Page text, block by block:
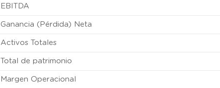
EBITDA
Ganancia (Pérdida) Neta
Activos Totales
Total de patrimonio
Margen Operacional